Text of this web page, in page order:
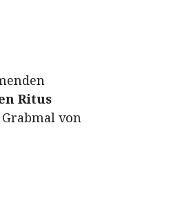
Ritus
von